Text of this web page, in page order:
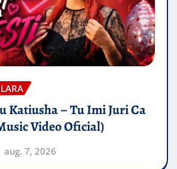
Katiusha – Tu Imi Juri Ca
Video Oficial)
aug. 7, 2026